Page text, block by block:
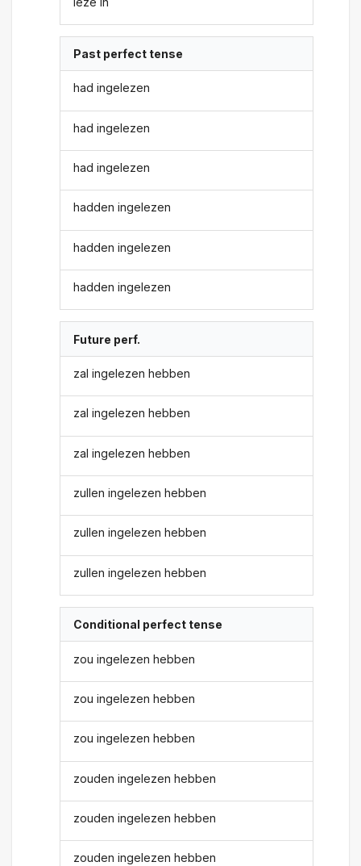
Past perfect tense
had ingelezen
had ingelezen
had ingelezen
hadden ingelezen
hadden ingelezen
hadden ingelezen
Future perf.
zal ingelezen hebben
zal ingelezen hebben
zal ingelezen hebben
zullen ingelezen hebben
zullen ingelezen hebben
zullen ingelezen hebben
Conditional perfect tense
zou ingelezen hebben
zou ingelezen hebben
zou ingelezen hebben
zouden ingelezen hebben
zouden ingelezen hebben
zouden ingelezen hebben